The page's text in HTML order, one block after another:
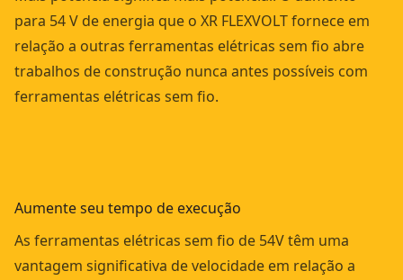
para 54 V de energia que o XR FLEXVOLT fornece em
relação a outras ferramentas elétricas sem fio abre
trabalhos de construção nunca antes possíveis com
ferramentas elétricas sem fio.
Aumente seu tempo de execução
As ferramentas elétricas sem fio de 54V têm uma
vantagem significativa de velocidade em relação a